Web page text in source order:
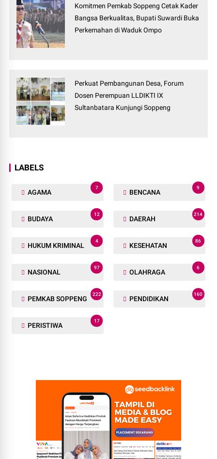
Komitmen Pemkab Soppeng Cetak Kader
Bangsa Berkualitas, Bupati Suwardi Buka
Perkemahan di Waduk Ompo
Perkuat Pembangunan Desa, Forum
Dosen Perempuan LLDIKTI IX
Sultanbatara Kunjungi Soppeng
LABELS
AGAMA
7
BENCANA
9
BUDAYA
12
DAERAH
214
HUKUM KRIMINAL
4
KESEHATAN
86
NASIONAL
97
OLAHRAGA
6
PEMKAB SOPPENG
222
PENDIDIKAN
160
PERISTIWA
17